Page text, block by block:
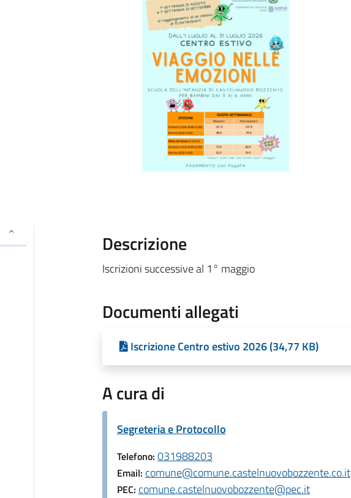
Descrizione
Iscrizioni successive al 1° maggio
Documenti allegati
Iscrizione Centro estivo 2026 (34,77 KB)
A cura di
Segreteria e Protocollo
Telefono: 031988203
Email: comune@comune.castelnuovobozzente.co.it
PEC: comune.castelnuovobozzente@pec.it